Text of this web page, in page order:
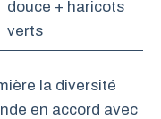
douce + haricots
verts
la diversité
en accord avec